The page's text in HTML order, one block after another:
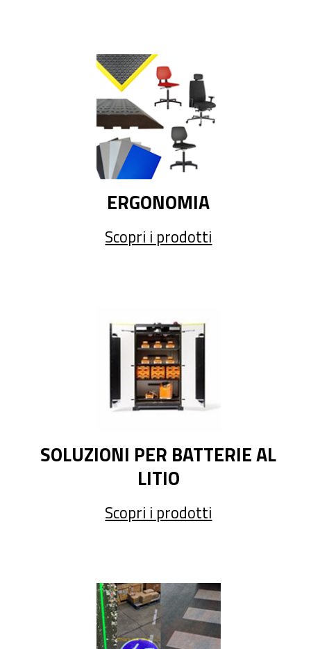
ERGONOMIA
Scopri i prodotti
SOLUZIONI PER BATTERIE AL
LITIO
Scopri i prodotti